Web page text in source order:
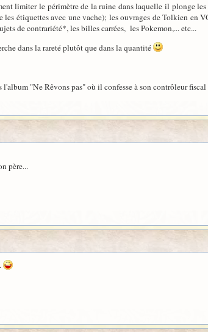
limiter le périmètre de la ruine dans laquelle il plonge
les étiquettes avec une vache); les ouvrages de Tolkien
de contrariété*, les billes carrées, les Pokemon,... etc...
dans la rareté plutôt que dans la quantité
"Ne Rêvons pas" où il confesse à son contrôleur
père...